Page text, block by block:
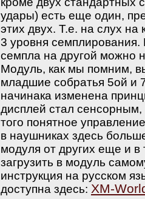
удары) есть еще один,
этих двух. Т.е. на слух
3 уровня
семпла на другой можно
Модуль, как мы помним,
младшие собратья 5ой и
начинака изменена
дисплей стал
того понятное
в наушниках здесь
модуля от других еще и
загрузить в модуль
инструкция на русском
доступна здесь: XM-